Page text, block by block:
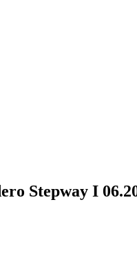
Stepway I